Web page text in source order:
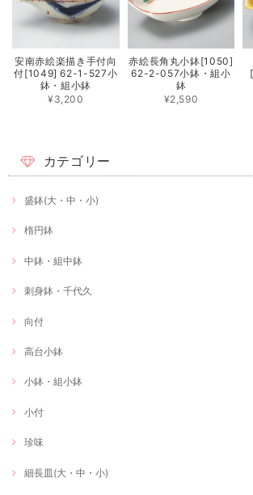
安南赤絵楽描き手付向
付[1049] 62-1-527小
鉢・組小鉢
¥3,200
赤絵長角丸小鉢[1050]
62-2-057小鉢・組小
鉢
¥2,590
カテゴリー
盛鉢(大・中・小)
楕円鉢
中鉢・組中鉢
刺身鉢・千代久
向付
高台小鉢
小鉢・組小鉢
小付
珍味
細長皿(大・中・小)